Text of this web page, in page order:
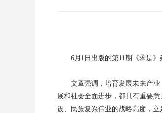
6月1日出版的第11期《求是
文章强调，培育发展未来产
展和社会全面进步，都具有重要
设、民族复兴伟业的战略高度，